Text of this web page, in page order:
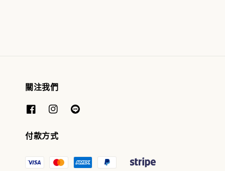
關注我們
付款方式